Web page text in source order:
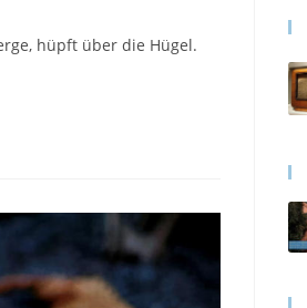
hüpft über die Hügel.